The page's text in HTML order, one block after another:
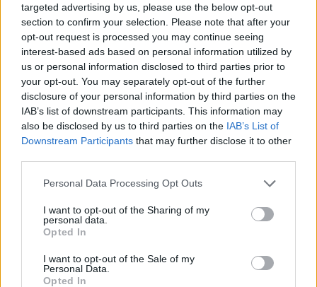
targeted advertising by us, please use the below opt-out
section to confirm your selection. Please note that after your
opt-out request is processed you may continue seeing
interest-based ads based on personal information utilized by
us or personal information disclosed to third parties prior to
your opt-out. You may separately opt-out of the further
disclosure of your personal information by third parties on the
IAB’s list of downstream participants. This information may
also be disclosed by us to third parties on the IAB’s List of
Downstream Participants that may further disclose it to other
Personal Data Processing Opt Outs
I want to opt-out of the Sharing of my
personal data.
Opted In
I want to opt-out of the Sale of my
Personal Data.
Opted In
superado todos sus retos personales y estoy muy orgulloso
de ser compañero de ella, ya que dedica mucho tiempo en
la labor de formación, competición, compañerismo y
exploración”, se congratula el máximo dirigente del
colectivo.